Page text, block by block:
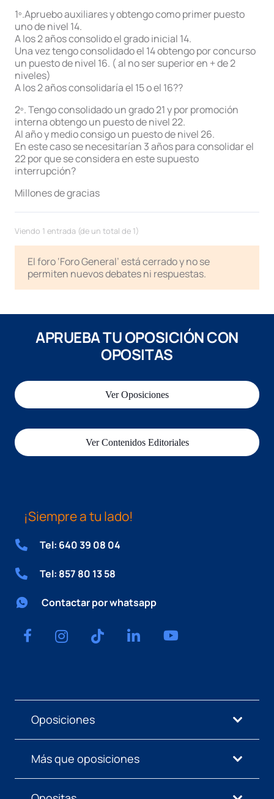
1º.Apruebo auxiliares y obtengo como primer puesto
uno de nivel 14.
A los 2 años consolido el grado inicial 14.
Una vez tengo consolidado el 14 obtengo por concurso
un puesto de nivel 16. ( al no ser superior en + de 2
niveles)
A los 2 años consolidaría el 15 o el 16??
2º. Tengo consolidado un grado 21 y por promoción
interna obtengo un puesto de nivel 22.
Al año y medio consigo un puesto de nivel 26.
En este caso se necesitarían 3 años para consolidar el
22 por que se considera en este supuesto
interrupción?
Millones de gracias
Viendo 1 entrada (de un total de 1)
El foro ‘Foro General’ está cerrado y no se
permiten nuevos debates ni respuestas.
APRUEBA TU OPOSICIÓN CON
OPOSITAS
Ver Oposiciones
Ver Contenidos Editoriales
¡Siempre a tu lado!
Tel: 640 39 08 04
Tel: 857 80 13 58
Contactar por whatsapp
Oposiciones
Más que oposiciones